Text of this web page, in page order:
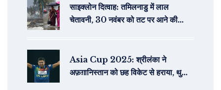
साइक्लोन दित्वाह: तमिलनाडु में लाल
चेतावनी, 30 नवंबर को तट पर आने की
Asia Cup 2025: श्रीलंका ने
अफ़ग़ानिस्तान को छह विकेट से हराया, थुशारा